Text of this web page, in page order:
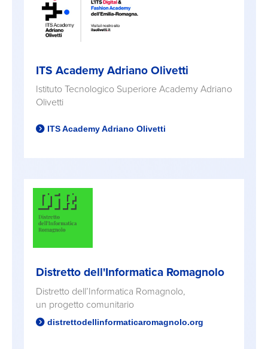
ITS Academy Adriano Olivetti
Istituto Tecnologico Superiore Academy Adriano
Olivetti
ITS Academy Adriano Olivetti
Distretto dell'Informatica Romagnolo
Distretto dell’Informatica Romagnolo,
un progetto comunitario
distrettodellinformaticaromagnolo.org